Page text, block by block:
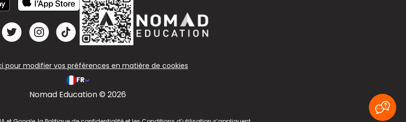
pour modifier vos préférences en matière de cookies
FR
Nomad Education © 2026